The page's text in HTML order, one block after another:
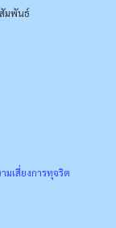
มพันธ์
มเสี่ยงการทุจริต